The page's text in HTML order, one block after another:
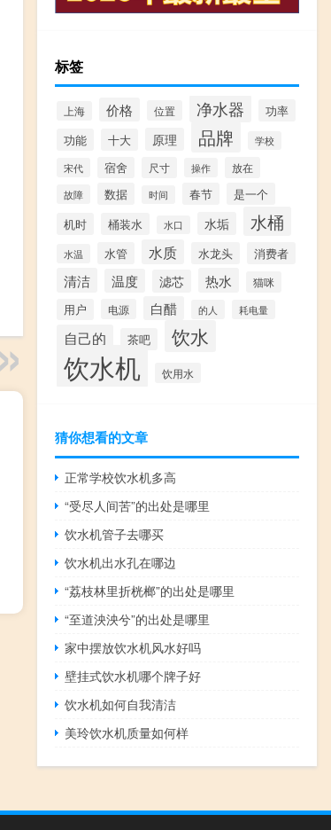
标签
上海 价格 位置 净水器
功率
功能
十大 原理 品牌 学校
宋代 宿舍 尺寸 操作 放在
故障 数据 时间 春节
是一个
机时
桶装水 水口 水垢 水桶
水温 水管 水质 水龙头 消费者
清洁 温度 滤芯 热水
猫咪
用户
电源 白醋 的人 耗电量
自己的 茶吧 饮水
饮水机 饮用水
猜你想看的文章
正常学校饮水机多高
“受尽人间苦”的出处是哪里
饮水机管子去哪买
饮水机出水孔在哪边
“荔枝林里折桄榔”的出处是哪里
“至道泱泱兮”的出处是哪里
家中摆放饮水机风水好吗
壁挂式饮水机哪个牌子好
饮水机如何自我清洁
美玲饮水机质量如何样